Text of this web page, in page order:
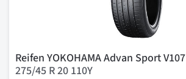
Reifen YOKOHAMA Advan Sport V107
275/45 R 20 110Y